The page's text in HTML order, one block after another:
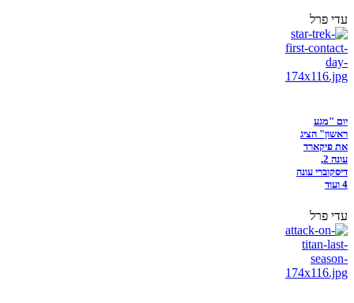
עדי פרל
יום "מגע
ראשון" הציג
את פיקארד
עונה 2,
דיסקוברי עונה
4 ועוד
עדי פרל